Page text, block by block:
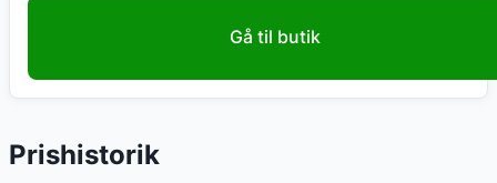
Gå til butik
Prishistorik